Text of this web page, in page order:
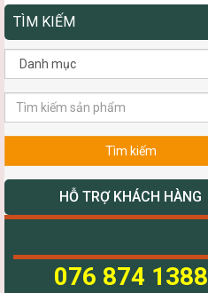
TÌM KIẾM
Tìm kiếm
HỖ TRỢ KHÁCH HÀNG
076 874 1388